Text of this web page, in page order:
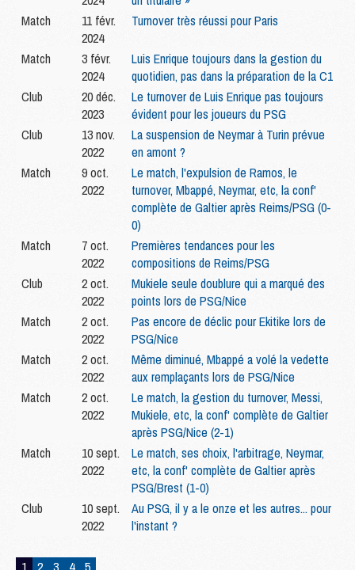
Match
11 févr.
2024
Turnover très réussi pour Paris
Match
3 févr.
2024
Luis Enrique toujours dans la gestion du
quotidien, pas dans la préparation de la C1
Club
20 déc.
2023
Le turnover de Luis Enrique pas toujours
évident pour les joueurs du PSG
Club
13 nov.
2022
La suspension de Neymar à Turin prévue
en amont ?
Match
9 oct.
2022
Le match, l'expulsion de Ramos, le
turnover, Mbappé, Neymar, etc, la conf'
complète de Galtier après Reims/PSG (0-
0)
Match
7 oct.
2022
Premières tendances pour les
compositions de Reims/PSG
Club
2 oct.
2022
Mukiele seule doublure qui a marqué des
points lors de PSG/Nice
Match
2 oct.
2022
Pas encore de déclic pour Ekitike lors de
PSG/Nice
Match
2 oct.
2022
Même diminué, Mbappé a volé la vedette
aux remplaçants lors de PSG/Nice
Match
2 oct.
2022
Le match, la gestion du turnover, Messi,
Mukiele, etc, la conf' complète de Galtier
après PSG/Nice (2-1)
Match
10 sept.
2022
Le match, ses choix, l'arbitrage, Neymar,
etc, la conf' complète de Galtier après
PSG/Brest (1-0)
Club
10 sept.
2022
Au PSG, il y a le onze et les autres... pour
l'instant ?